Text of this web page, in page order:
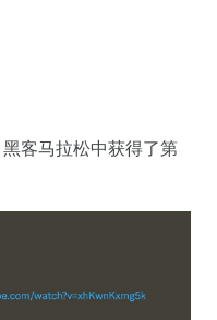
客马拉松中获得了第